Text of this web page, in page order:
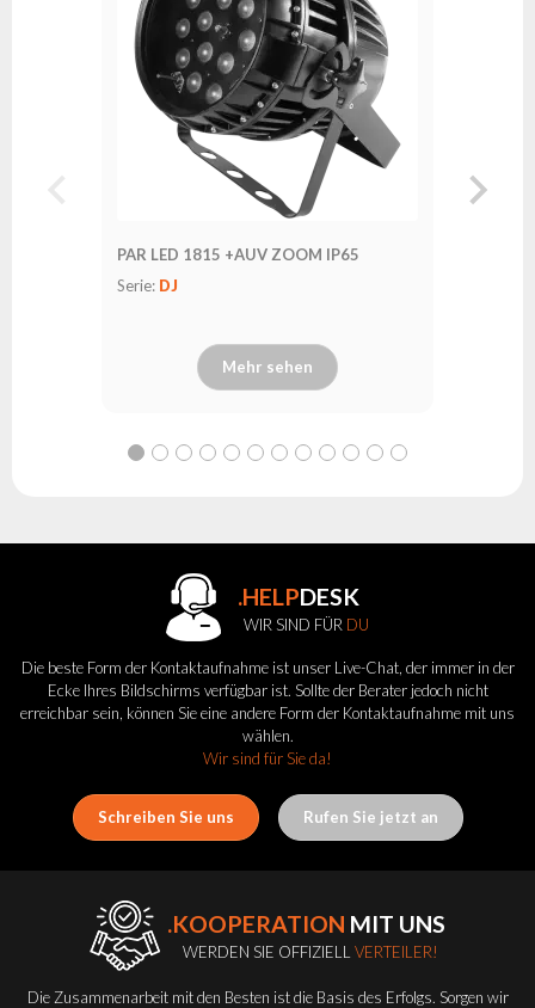
PAR LED 1815 +AUV ZOOM IP65
Serie: DJ
Mehr sehen
.HELPDESK
WIR SIND FÜR DU
Die beste Form der Kontaktaufnahme ist unser Live-Chat, der immer in der
Ecke Ihres Bildschirms verfügbar ist. Sollte der Berater jedoch nicht
erreichbar sein, können Sie eine andere Form der Kontaktaufnahme mit uns
wählen.
Wir sind für Sie da!
Schreiben Sie uns Rufen Sie jetzt an
.KOOPERATION MIT UNS
WERDEN SIE OFFIZIELLVERTEILER!
Die Zusammenarbeit mit den Besten ist die Basis des Erfolgs. Sorgen wir